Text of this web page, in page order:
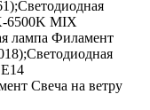
6500K MIX
лампа Филамент
Свеча на ветру